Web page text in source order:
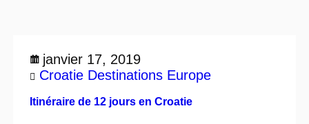
janvier 17, 2019
Croatie Destinations Europe
Itinéraire de 12 jours en Croatie